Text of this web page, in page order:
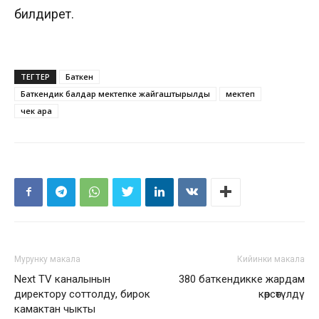
билдирет.
ТЕГТЕР
Баткен
Баткендик балдар мектепке жайгаштырылды
мектеп
чек ара
Мурунку макала
Next TV каналынын
директору соттолду, бирок
камактан чыкты
Кийинки макала
380 баткендикке жардам
көрсөтүлдү